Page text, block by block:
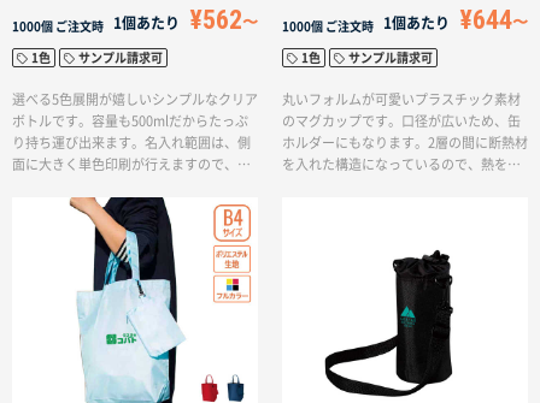
1000個 ご注文時 1個あたり ¥562
1色 サンプル請求可
選べる5色展開が嬉しいシンプルなクリア
ボトルです。容量も500mlだからたっぷ
り持ち運び出来ます。名入れ範囲は、側
面に大きく単色印刷が行えますので、物
イ用としても幅広くお使い頂けます。
1000個 ご注文時 1個あたり ¥644
1色 サンプル請求可
丸いフォルムが可愛いプラスチック素材
のマグカップです。口径が広いため、缶
ホルダーにもなります。2層の間に断熱材
を入れた構造になっているので、熱を逃
す。また、落としても割れないため、お
子様にも使っていただくことができま
す。単色印刷で側面の広い範囲にぐるり
とデザインを入れることができます。